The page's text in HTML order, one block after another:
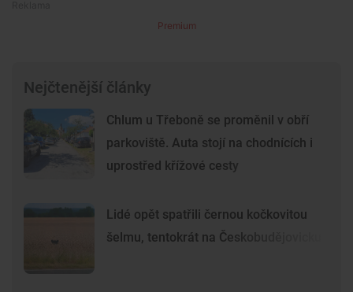
Premium
Nejčtenější články
Chlum u Třeboně se proměnil v obří
parkoviště. Auta stojí na chodnících i
uprostřed křížové cesty
Lidé opět spatřili černou kočkovitou
šelmu, tentokrát na Českobudějovicku